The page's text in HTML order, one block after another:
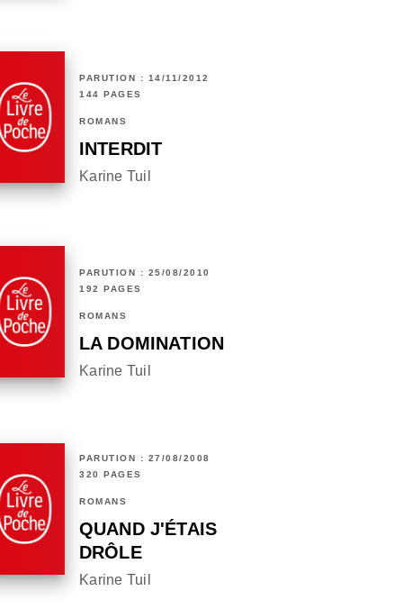
PARUTION : 14/11/2012
144 PAGES
ROMANS
INTERDIT
Karine Tuil
PARUTION : 25/08/2010
192 PAGES
ROMANS
LA DOMINATION
Karine Tuil
PARUTION : 27/08/2008
320 PAGES
ROMANS
QUAND J'ÉTAIS
DRÔLE
Karine Tuil